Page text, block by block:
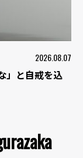
2026.08.07
」と自戒を込